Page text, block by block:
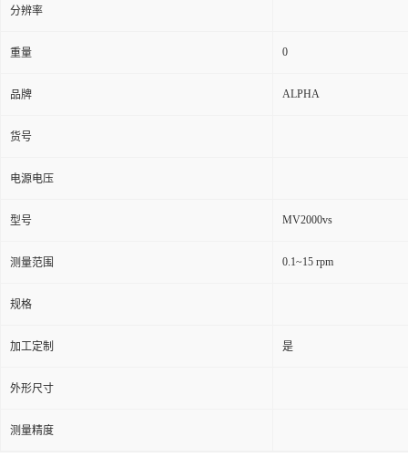
分辨率
重量 0
品牌 ALPHA
货号
电源电压
型号 MV2000vs
测量范围 0.1~15 rpm
规格
加工定制 是
外形尺寸
测量精度